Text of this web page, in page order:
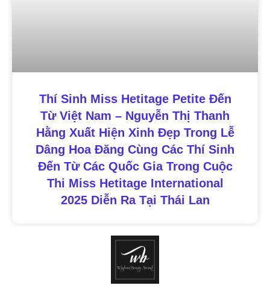
Thí Sinh Miss Hetitage Petite Đến
Từ Việt Nam – Nguyễn Thị Thanh
Hằng Xuất Hiện Xinh Đẹp Trong Lễ
Dâng Hoa Đăng Cùng Các Thí Sinh
Đến Từ Các Quốc Gia Trong Cuộc
Thi Miss Hetitage International
2025 Diễn Ra Tại Thái Lan